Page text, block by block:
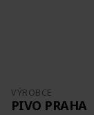
VÝROBCE
PIVO PRAHA